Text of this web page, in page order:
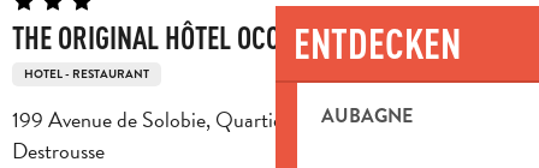
ENTDECKEN
AUBAGNE
THE ORIGINAL HÔTEL OCCITAN AUBAGNE NORD
HOTEL - RESTAURANT
199 Avenue de Solobie, Quartier la Verrerie, 13112 La
Destrousse